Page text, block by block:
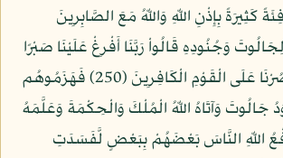
كَثِيرَةً بِإِذْنِ اللّهِ وَاللّهُ مَعَ الصَّابِرِينَ
لِجَالُوتَ وَجُنُودِهِ قَالُواْ رَبَّنَا أَفْرِغْ عَلَيْنَا صَبْرًا
وَثَبِّتْ أَقْدَامَنَا وَانصُرْنَا عَلَى الْقَوْمِ الْكَافِرِينَ (250) فَهَزَمُوهُم
جَالُوتَ وَآتَاهُ اللّهُ الْمُلْكَ وَالْحِكْمَةَ وَعَلَّمَهُ
اللّهِ النَّاسَ بَعْضَهُمْ بِبَعْضٍ لَّفَسَدَتِ